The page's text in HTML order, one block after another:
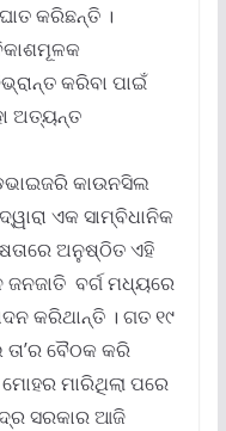
କରିଛନ୍ତି ।
କରିବା ପାଇଁ
ଅତ୍ୟନ୍ତ
କାଉନସିଲ
ଏକ ସାମ୍ବିଧାନିକ
ଅନୁଷ୍ଠିତ ଏହି
ଜନଜାତି ବର୍ଗ ମଧ୍ୟରେ
କରିଥାନ୍ତି । ଗତ ୧୯
ବୈଠକ କରି
ମାରିଥିଲା ପରେ
ସରକାର ଆଜି